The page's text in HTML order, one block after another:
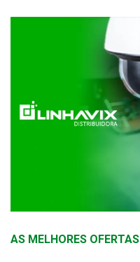
AS MELHORES OFERTAS